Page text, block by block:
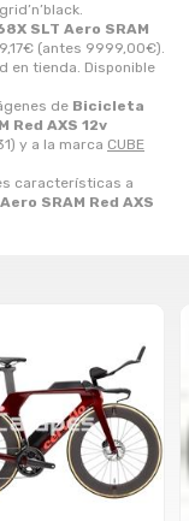
SLT Aero SRAM
€ (antes 9999,00€).
en tienda. Disponible
de Bicicleta
Red AXS 12v
y a la marca CUBE
características a
SRAM Red AXS